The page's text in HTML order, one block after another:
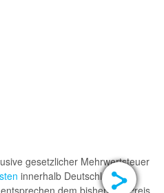
gesetzlicher Mehrwertsteuer
innerhalb Deutschlands.
dem bisherigen Preis